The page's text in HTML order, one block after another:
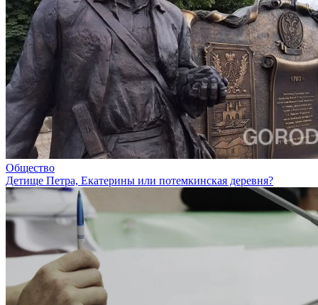
Общество
Детище Петра, Екатерины или потемкинская деревня?